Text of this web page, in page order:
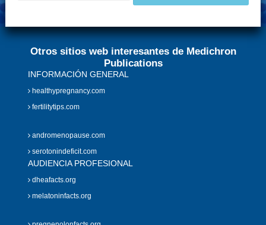
Otros sitios web interesantes de Medichron
Publications
INFORMACIÓN GENERAL
healthypregnancy.com
fertilitytips.com
andromenopause.com
serotonindeficit.com
AUDIENCIA PROFESIONAL
dheafacts.org
melatoninfacts.org